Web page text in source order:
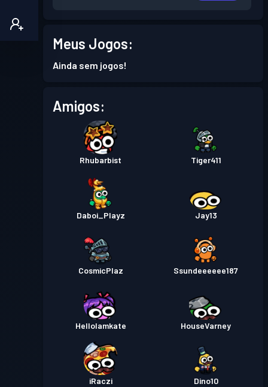
Meus Jogos:
Ainda sem jogos!
Amigos:
Rhubarbist Tiger411
Daboi_Playz Jay13
CosmicPlaz Ssundeeeeee187
HelloIamkate HouseVarney
iRaczi Dino10